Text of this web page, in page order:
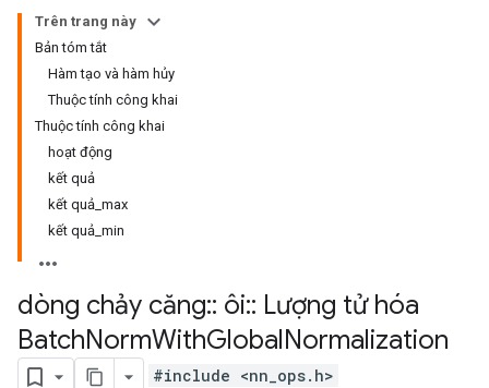
Trên trang này
Bản tóm tắt
Hàm tạo và hàm hủy
Thuộc tính công khai
Thuộc tính công khai
hoạt động
kết quả
kết quả_max
kết quả_min
dòng chảy căng:: ôi:: Lượng tử hóa
BatchNormWithGlobalNormalization
#include <nn_ops.h>